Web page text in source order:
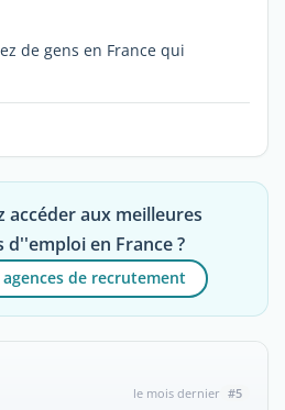
de gens en France qui
accéder aux meilleures
en France ?
de recrutement
le mois dernier #5